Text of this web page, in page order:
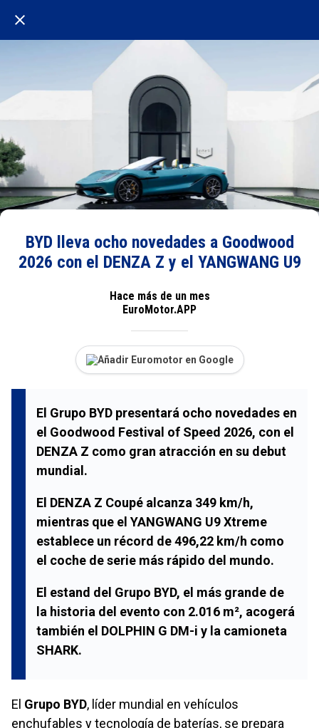
BYD lleva ocho novedades a Goodwood
2026 con el DENZA Z y el YANGWANG U9
Hace más de un mes
EuroMotor.APP
Añadir Euromotor en Google
El Grupo BYD presentará ocho novedades en
el Goodwood Festival of Speed 2026, con el
DENZA Z como gran atracción en su debut
mundial.
El DENZA Z Coupé alcanza 349 km/h,
mientras que el YANGWANG U9 Xtreme
establece un récord de 496,22 km/h como
el coche de serie más rápido del mundo.
El estand del Grupo BYD, el más grande de
la historia del evento con 2.016 m², acogerá
también el DOLPHIN G DM-i y la camioneta
SHARK.
El Grupo BYD, líder mundial en vehículos
enchufables y tecnología de baterías, se prepara